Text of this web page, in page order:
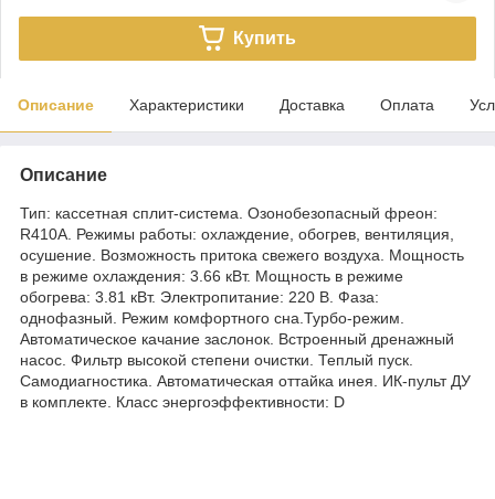
Купить
Описание Характеристики Доставка Оплата
Описание
Тип: кассетная сплит-система. Озонобезопасный фреон:
R410A. Режимы работы: охлаждение, обогрев, вентиляция,
осушение. Возможность притока свежего воздуха. Мощность
в режиме охлаждения: 3.66 кВт. Мощность в режиме
обогрева: 3.81 кВт. Электропитание: 220 В. Фаза:
однофазный. Режим комфортного сна.Турбо-режим.
Автоматическое качание заслонок. Встроенный дренажный
насос. Фильтр высокой степени очистки. Теплый пуск.
Самодиагностика. Автоматическая оттайка инея. ИК-пульт ДУ
в комплекте. Класс энергоэффективности: D